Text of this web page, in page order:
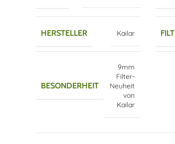
HERSTELLER Kailar
BESONDERHEIT
9mm
Filter-
Neuheit
von
Kailar